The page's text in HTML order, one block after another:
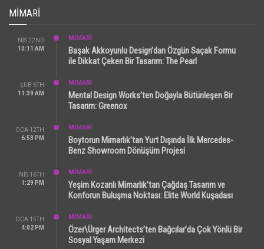
MIMARI
NIS 22ND
10:11 AM
MİMARİ
Başak Akkoyunlu Design’dan Özgün Saçak Formu
ile Dikkat Çeken Bir Tasarım: The Pearl
ŞUB 6TH
11:39 AM
MİMARİ
Mental Design Works’ten Doğayla Bütünleşen Bir
Tasarım: Greenox
OCA 12TH
6:53 PM
MİMARİ
Boytorun Mimarlık’tan Yurt Dışında İlk Mercedes-
Benz Showroom Dönüşüm Projesi
NIS 16TH
1:29 PM
MİMARİ
Yeşim Kozanlı Mimarlık’tan Çağdaş Tasarım ve
Konforun Buluşma Noktası: Elite World Kuşadası
OCA 15TH
4:02 PM
MİMARİ
Özer\Ürger Architects’ten Bağcılar’da Çok Yönlü Bir
Sosyal Yaşam Merkezi